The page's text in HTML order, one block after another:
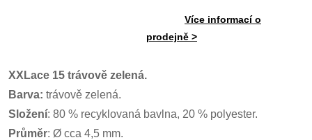
XXLace 15 trávově zelená.
Barva: trávově zelená.
Složení: 80 % recyklovaná bavlna, 20 % polyester.
Průměr: Ø cca 4,5 mm.
Více informací o
prodejně >